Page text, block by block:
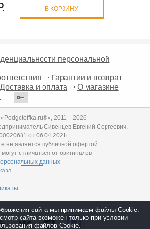
В КОРЗИНУ
персональной
Гарантии и возврат
Доставка и оплата
О магазине
2011—2026
Сивенцев Евгений Сергеевич,
от 06.04.2021г.
не является публичной офертой
отличаться от оригиналов
данных
сайта мы принимаем файлы Cookie.
сайта возможен только при условии
файлов Cookie.